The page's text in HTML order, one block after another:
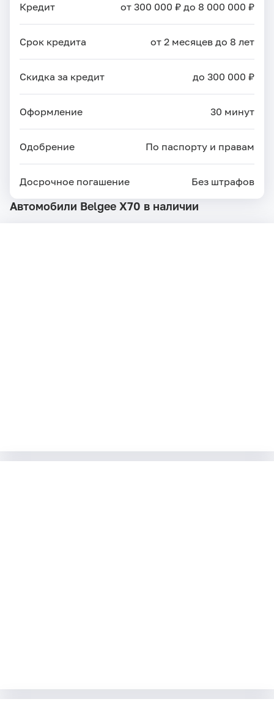
Кредит от 300 000 ₽ до 8 000 000 ₽
Срок кредита от 2 месяцев до 8 лет
Скидка за кредит до 300 000 ₽
Оформление 30 минут
Одобрение По паспорту и правам
Досрочное погашение Без штрафов
Автомобили Belgee X70 в наличии